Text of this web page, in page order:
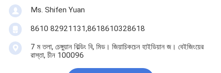
Ms. Shifen Yuan
8610 82921131,8618610328618
7 ম তলা, চেঙ্গুয়ান বিল্ডিং বি, মিড। জিয়াচিকচেন হাইডিয়ান জ। বেইজিংয়ের
রাস্তা, চীন 100096